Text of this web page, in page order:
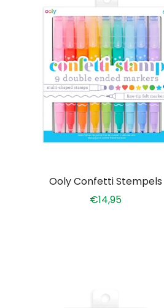
Ooly Confetti Stempels
€14,95